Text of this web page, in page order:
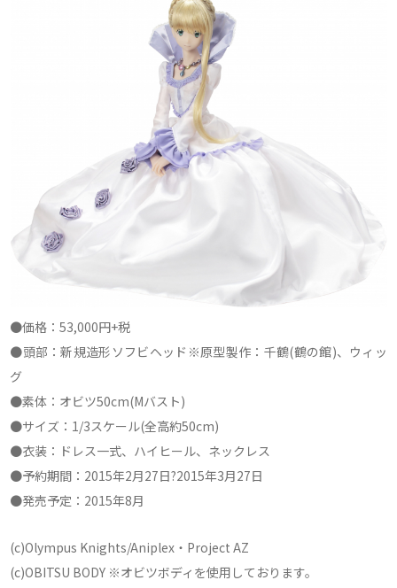
●価格：53,000円+税
●頭部：新規造形ソフビヘッド※原型製作：千鶴(鶴の館)、ウィッ
グ
●素体：オビツ50cm(Mバスト)
●サイズ：1/3スケール(全高約50cm)
●衣装：ドレス一式、ハイヒール、ネックレス
●予約期間：2015年2月27日?2015年3月27日
●発売予定：2015年8月
(c)Olympus Knights/Aniplex・Project AZ
(c)OBITSU BODY ※オビツボディを使用しております。